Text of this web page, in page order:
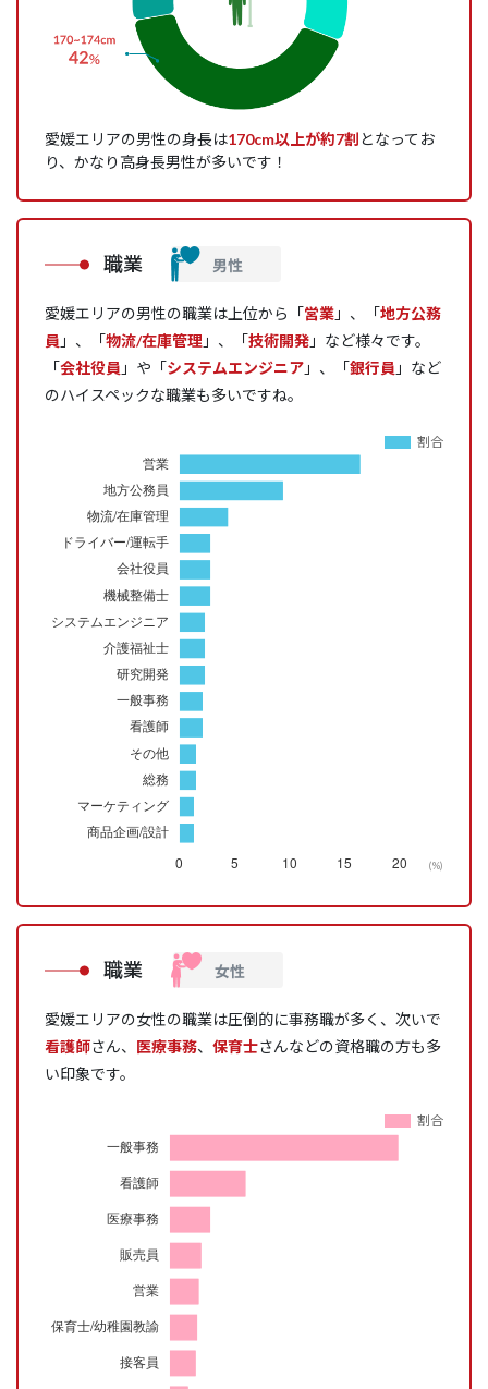
愛媛エリアの男性の身長は170cm以上が約7割となってお
り、かなり高身長男性が多いです！
職業
愛媛エリアの男性の職業は上位から「営業 」、「地方公務
員 」、「物流/在庫管理 」、「技術開発 」など様々です。
「会社役員 」や「システムエンジニア 」、「銀行員 」など
のハイスペックな職業も多いですね。
割合
(%)
職業
愛媛エリアの女性の職業は圧倒的に事務職が多く、次いで
看護師さん、 医療事務、 保育士さんなどの資格職の方も多
い印象です。
割合